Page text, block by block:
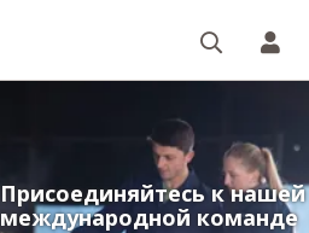
Присоединяйтесь к нашей
международной команде